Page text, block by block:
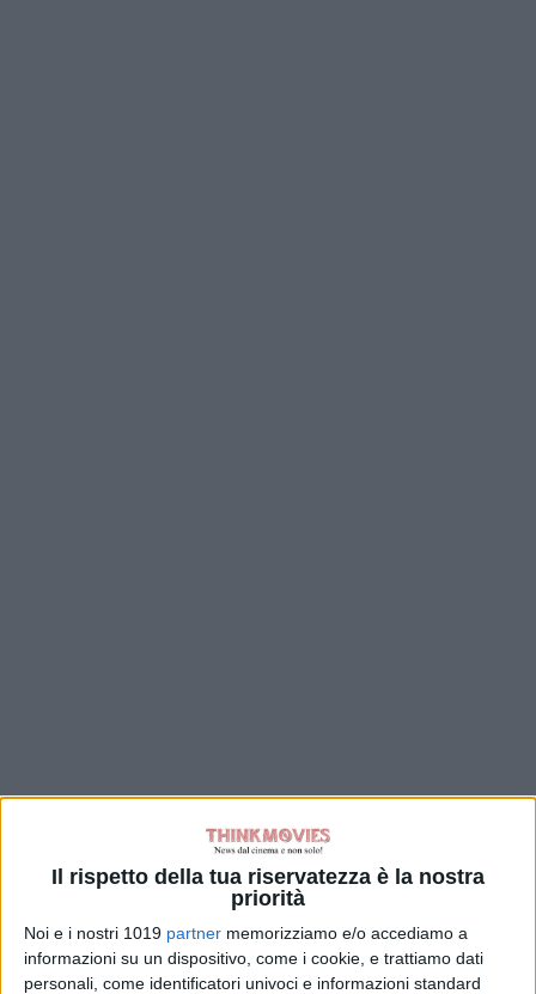
Il rispetto della tua riservatezza è la nostra
priorità
Noi e i nostri 1019 partner memorizziamo e/o accediamo a
informazioni su un dispositivo, come i cookie, e trattiamo dati
personali, come identificatori univoci e informazioni standard